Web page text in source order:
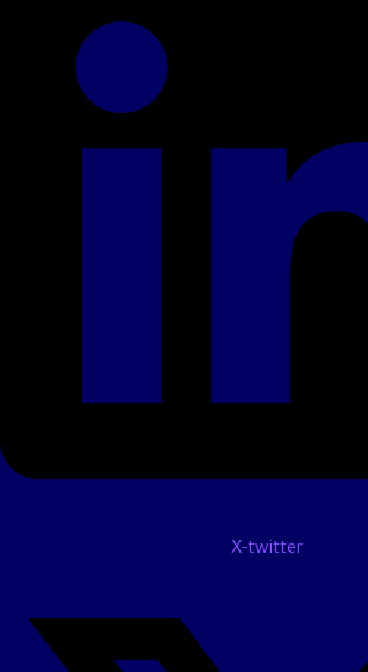
X-twitter